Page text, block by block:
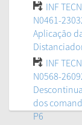
INF
N0461-
Aplicação
INF
N0568-
dos
P6